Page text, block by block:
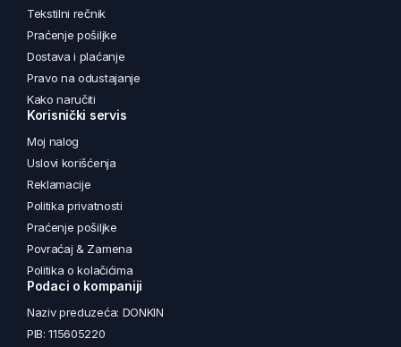
Tekstilni rečnik
Praćenje pošiljke
Dostava i plaćanje
Pravo na odustajanje
Kako naručiti
Korisnički servis
Moj nalog
Uslovi korišćenja
Reklamacije
Politika privatnosti
Praćenje pošiljke
Povraćaj & Zamena
Politika o kolačićima
Podaci o kompaniji
Naziv preduzeća: DONKIN
PIB: 115605220